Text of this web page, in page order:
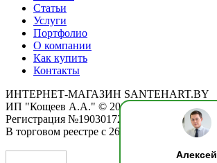
Алексей
Статьи
Услуги
Портфолио
О компании
Как купить
Контакты
ИНТЕРНЕТ-МАГАЗИН SANTEHART.BY
ИП "Кощеев А.А." © 2015-2026
Регистрация №190301725 от 12.02.2015
В торговом реестре с 26.11.2019